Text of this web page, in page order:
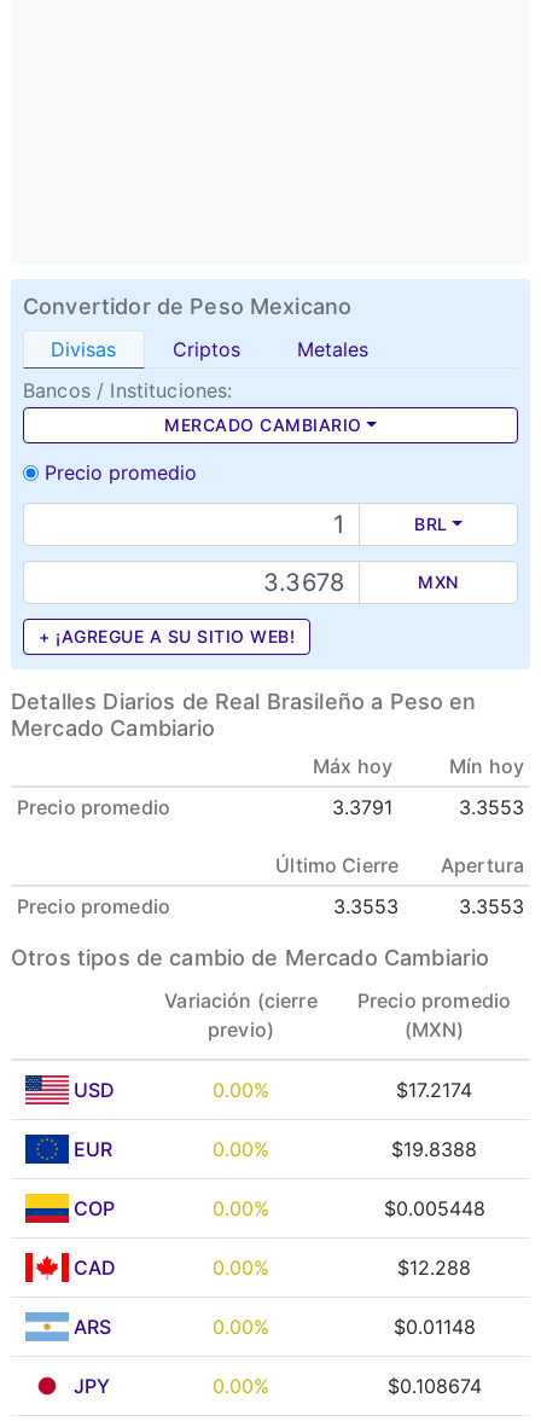
Convertidor de Peso Mexicano
Divisas Criptos
Metales
Bancos / Instituciones:
MERCADO CAMBIARIO
Precio promedio
BRL
MXN
+ ¡AGREGUE A SU SITIO WEB!
Detalles Diarios de Real Brasileño a Peso en
Mercado Cambiario
Máx hoy
Mín hoy
Precio promedio
3.3791 3.3553
Último Cierre
Apertura
Precio promedio
3.3553 3.3553
Otros tipos de cambio de Mercado Cambiario
Variación (cierre
previo)
Precio promedio
(MXN)
USD 0.00% $17.2174
EUR 0.00% $19.8388
COP 0.00% $0.005448
CAD 0.00% $12.288
ARS 0.00% $0.01148
JPY 0.00% $0.108674